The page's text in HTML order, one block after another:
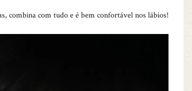
combina com tudo e é bem confortável nos lábios!